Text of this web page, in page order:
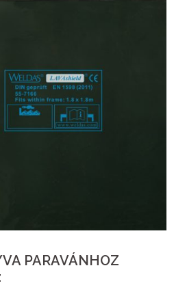
PARAVÁNHOZ